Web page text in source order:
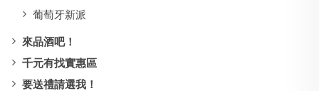
葡萄牙新派
來品酒吧！
千元有找實惠區
要送禮請選我！